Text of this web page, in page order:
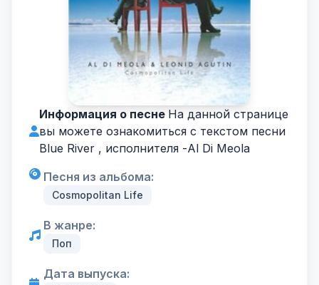
Информация о песне На данной странице
вы можете ознакомиться с текстом песни
Blue River , исполнителя -Al Di Meola
Песня из альбома:
Cosmopolitan Life
В жанре:
Поп
Дата выпуска: